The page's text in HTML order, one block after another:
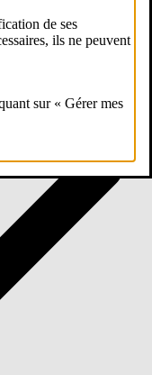
de ses
ils ne peuvent
sur « Gérer mes